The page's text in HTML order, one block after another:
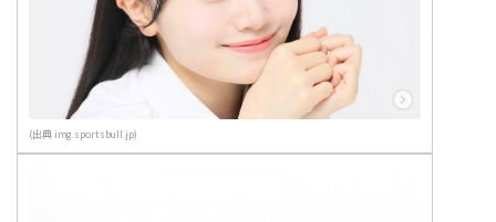
(出典 img.sportsbull.jp)